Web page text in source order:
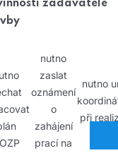
zadavatele
nutno
zaslat
oznámení
o
zahájení
prací na
nutno
při